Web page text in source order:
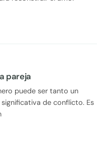
pareja
puede ser tanto un
de conflicto. Es